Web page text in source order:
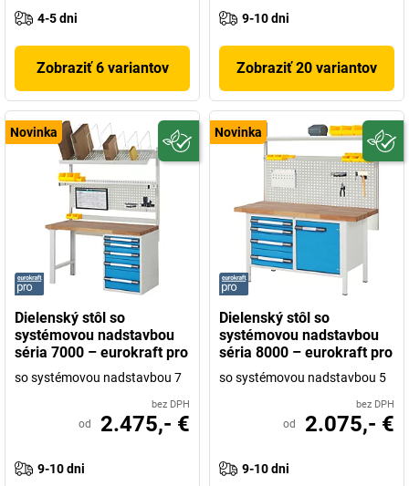
4-5 dni
Zobraziť 6 variantov
9-10 dni
Zobraziť 20 variantov
Novinka
Dielenský stôl so
systémovou nadstavbou
séria 7000 – eurokraft pro
so systémovou nadstavbou 7
bez DPH
od 2.475,- €
9-10 dni
Novinka
Dielenský stôl so
systémovou nadstavbou
séria 8000 – eurokraft pro
so systémovou nadstavbou 5
bez DPH
od 2.075,- €
9-10 dni